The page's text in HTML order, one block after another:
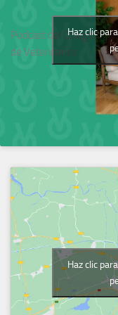
Podcast del Colegio
de Veterinarios
Haz clic
Haz clic